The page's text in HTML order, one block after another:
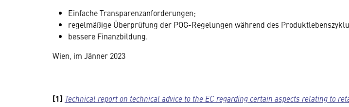
Einfache Transparenzanforderungen;
regelmäßige Überprüfung der POG-Regelungen während des
bessere Finanzbildung.
Wien, im Jänner 2023
[1] Technical report on technical advice to the EC regarding certain aspects relating to